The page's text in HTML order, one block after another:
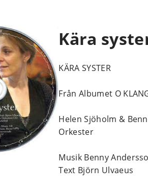
Kära
KÄRA SYSTER
Från Albumet O
Helen Sjöholm &
Orkester
Musik Benny
Text Björn Ulvaeus